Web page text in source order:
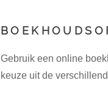
Gebruik een online
keuze uit de